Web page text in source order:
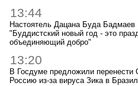
13:44
Настоятель Дацана Буда Бадмаев
"Буддистский новый год - это
объединяющий добро"
13:20
В Госдуме предложили перенести
Россию из-за вируса Зика в